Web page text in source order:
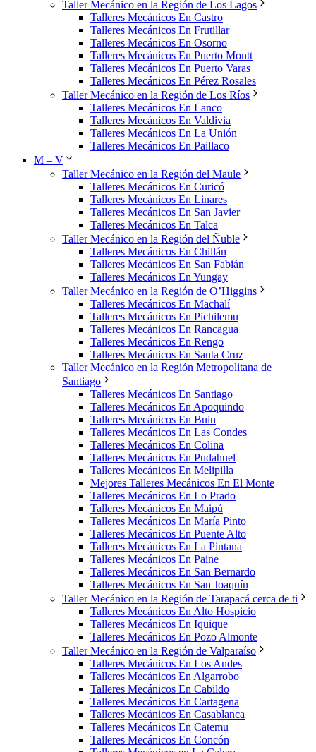
Taller Mecánico en la Región de Los Lagos
Talleres Mecánicos En Castro
Talleres Mecánicos En Frutillar
Talleres Mecánicos En Osorno
Talleres Mecánicos En Puerto Montt
Talleres Mecánicos En Puerto Varas
Talleres Mecánicos En Pérez Rosales
Taller Mecánico en la Región de Los Ríos
Talleres Mecánicos En Lanco
Talleres Mecánicos En Valdivia
Talleres Mecánicos En La Unión
Talleres Mecánicos En Paillaco
M – V
Taller Mecánico en la Región del Maule
Talleres Mecánicos En Curicó
Talleres Mecánicos En Linares
Talleres Mecánicos En San Javier
Talleres Mecánicos En Talca
Taller Mecánico en la Región del Ñuble
Talleres Mecánicos En Chillán
Talleres Mecánicos En San Fabián
Talleres Mecánicos En Yungay
Taller Mecánico en la Región de O’Higgins
Talleres Mecánicos En Machalí
Talleres Mecánicos En Pichilemu
Talleres Mecánicos En Rancagua
Talleres Mecánicos En Rengo
Talleres Mecánicos En Santa Cruz
Taller Mecánico en la Región Metropolitana de
Santiago
Talleres Mecánicos En Santiago
Talleres Mecánicos En Apoquindo
Talleres Mecánicos En Buin
Talleres Mecánicos En Las Condes
Talleres Mecánicos En Colina
Talleres Mecánicos En Pudahuel
Talleres Mecánicos En Melipilla
Mejores Talleres Mecánicos En El Monte
Talleres Mecánicos En Lo Prado
Talleres Mecánicos En Maipú
Talleres Mecánicos En María Pinto
Talleres Mecánicos En Puente Alto
Talleres Mecánicos En La Pintana
Talleres Mecánicos En Paine
Talleres Mecánicos En San Bernardo
Talleres Mecánicos En San Joaquín
Taller Mecánico en la Región de Tarapacá cerca de ti
Talleres Mecánicos En Alto Hospicio
Talleres Mecánicos En Iquique
Talleres Mecánicos En Pozo Almonte
Taller Mecánico en la Región de Valparaíso
Talleres Mecánicos En Los Andes
Talleres Mecánicos En Algarrobo
Talleres Mecánicos En Cabildo
Talleres Mecánicos En Cartagena
Talleres Mecánicos En Casablanca
Talleres Mecánicos En Catemu
Talleres Mecánicos En Concón